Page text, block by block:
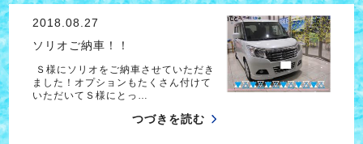
2018.08.27
ソリオご納車！！
Ｓ様にソリオをご納車させていただき
ました！オプションもたくさん付けて
いただいてＳ様にとっ…
つづきを読む